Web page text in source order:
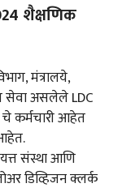
शैक्षणिक
मंत्रालये,
सेवा असलेले LDC
कर्मचारी आहेत
संस्था आणि
डिव्हिजन क्लर्क